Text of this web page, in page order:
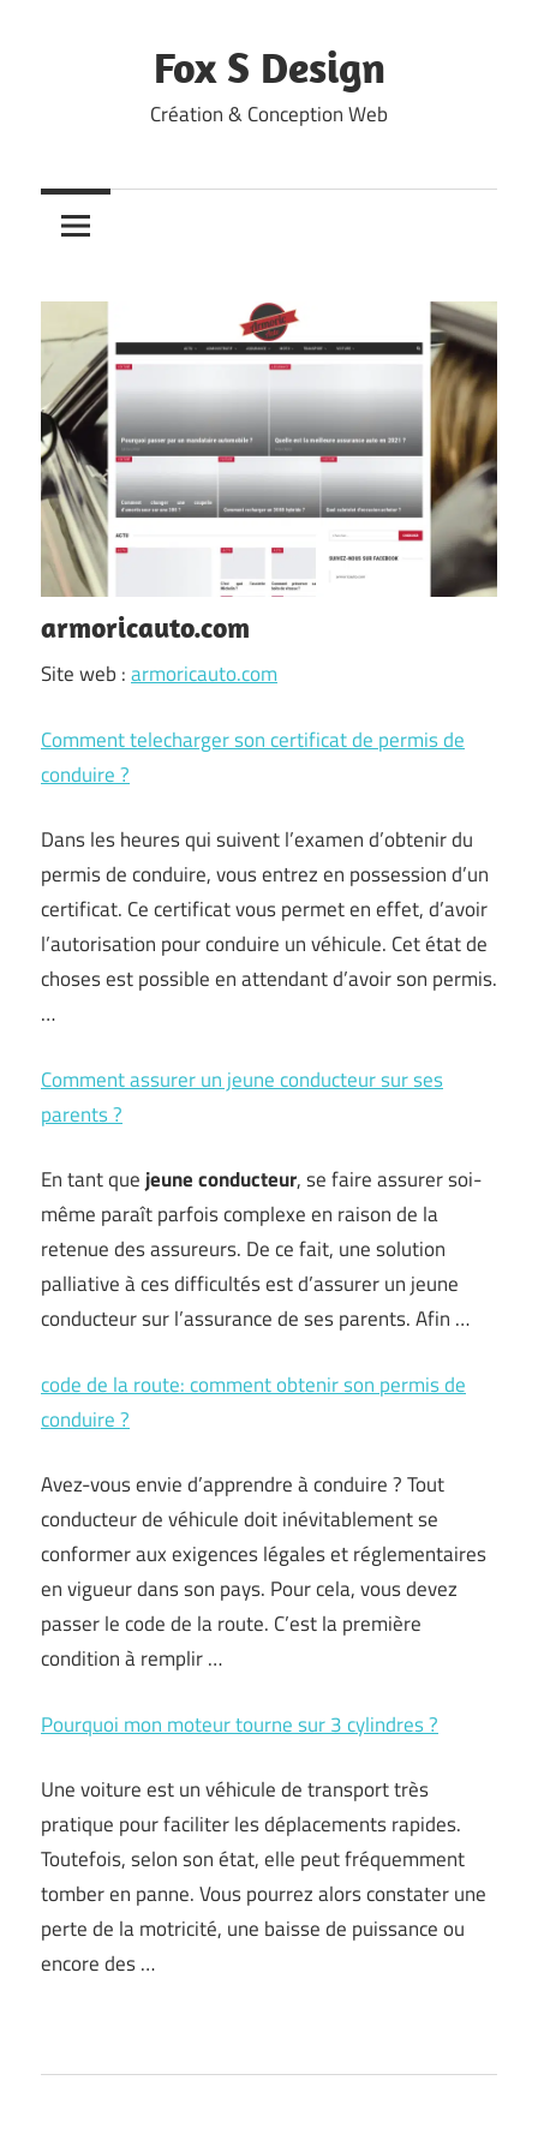
Fox S Design
Création & Conception Web
armoricauto.com
Site web :armoricauto.com
Comment telecharger son certificat de permis de
conduire ?
Dans les heures qui suivent l’examen d’obtenir du
permis de conduire, vous entrez en possession d’un
certificat. Ce certificat vous permet en effet, d’avoir
l’autorisation pour conduire un véhicule. Cet état de
choses est possible en attendant d’avoir son permis.
…
Comment assurer un jeune conducteur sur ses
parents ?
En tant que jeune conducteur, se faire assurer soi-
même paraît parfois complexe en raison de la
retenue des assureurs. De ce fait, une solution
palliative à ces difficultés est d’assurer un jeune
conducteur sur l’assurance de ses parents. Afin …
code de la route: comment obtenir son permis de
conduire ?
Avez-vous envie d’apprendre à conduire ? Tout
conducteur de véhicule doit inévitablement se
conformer aux exigences légales et réglementaires
en vigueur dans son pays. Pour cela, vous devez
passer le code de la route. C’est la première
condition à remplir …
Pourquoi mon moteur tourne sur 3 cylindres ?
Une voiture est un véhicule de transport très
pratique pour faciliter les déplacements rapides.
Toutefois, selon son état, elle peut fréquemment
tomber en panne. Vous pourrez alors constater une
perte de la motricité, une baisse de puissance ou
encore des …